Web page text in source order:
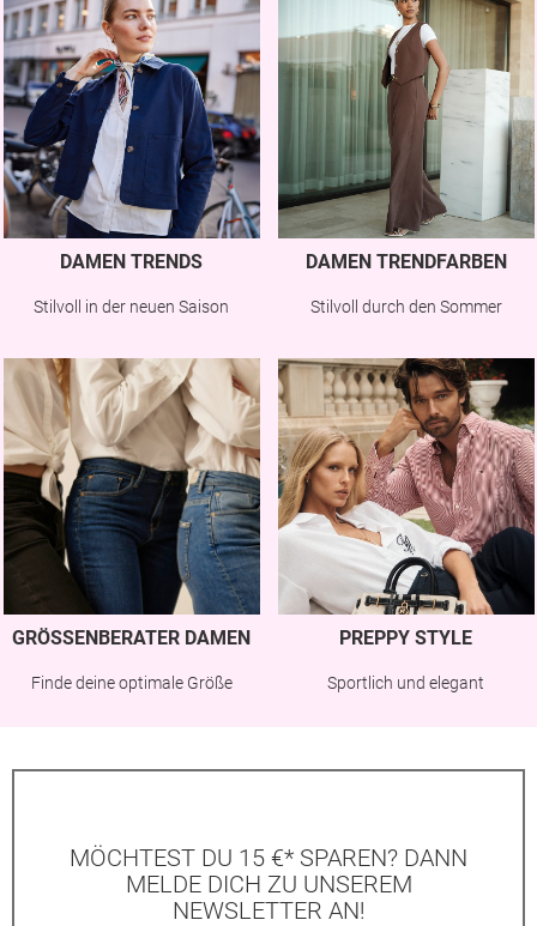
DAMEN TRENDS
Stilvoll in der neuen Saison
DAMEN TRENDFARBEN
Stilvoll durch den Sommer
GRÖSSENBERATER DAMEN
Finde deine optimale Größe
PREPPY STYLE
Sportlich und elegant
MÖCHTEST DU 15 €* SPAREN? DANN
MELDE DICH ZU UNSEREM
NEWSLETTER AN!